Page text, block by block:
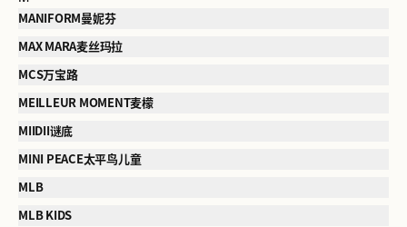
MANIFORM曼妮芬
MAX MARA麦丝玛拉
MCS万宝路
MEILLEUR MOMENT麦檬
MIIDII谜底
MINI PEACE太平鸟儿童
MLB
MLB KIDS